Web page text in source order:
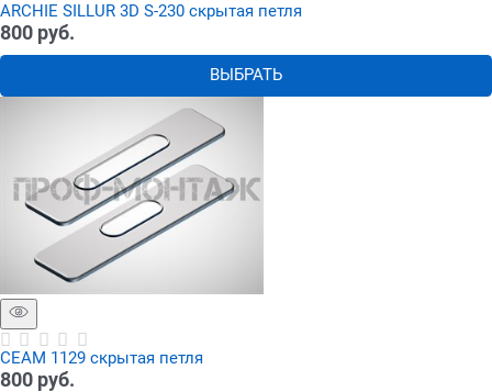
ARCHIE SILLUR 3D S-230 скрытая петля
800 руб.
ВЫБРАТЬ
СЕАМ 1129 скрытая петля
800 руб.